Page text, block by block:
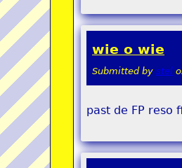
wie o wie
Submitted by stel
past de FP reso